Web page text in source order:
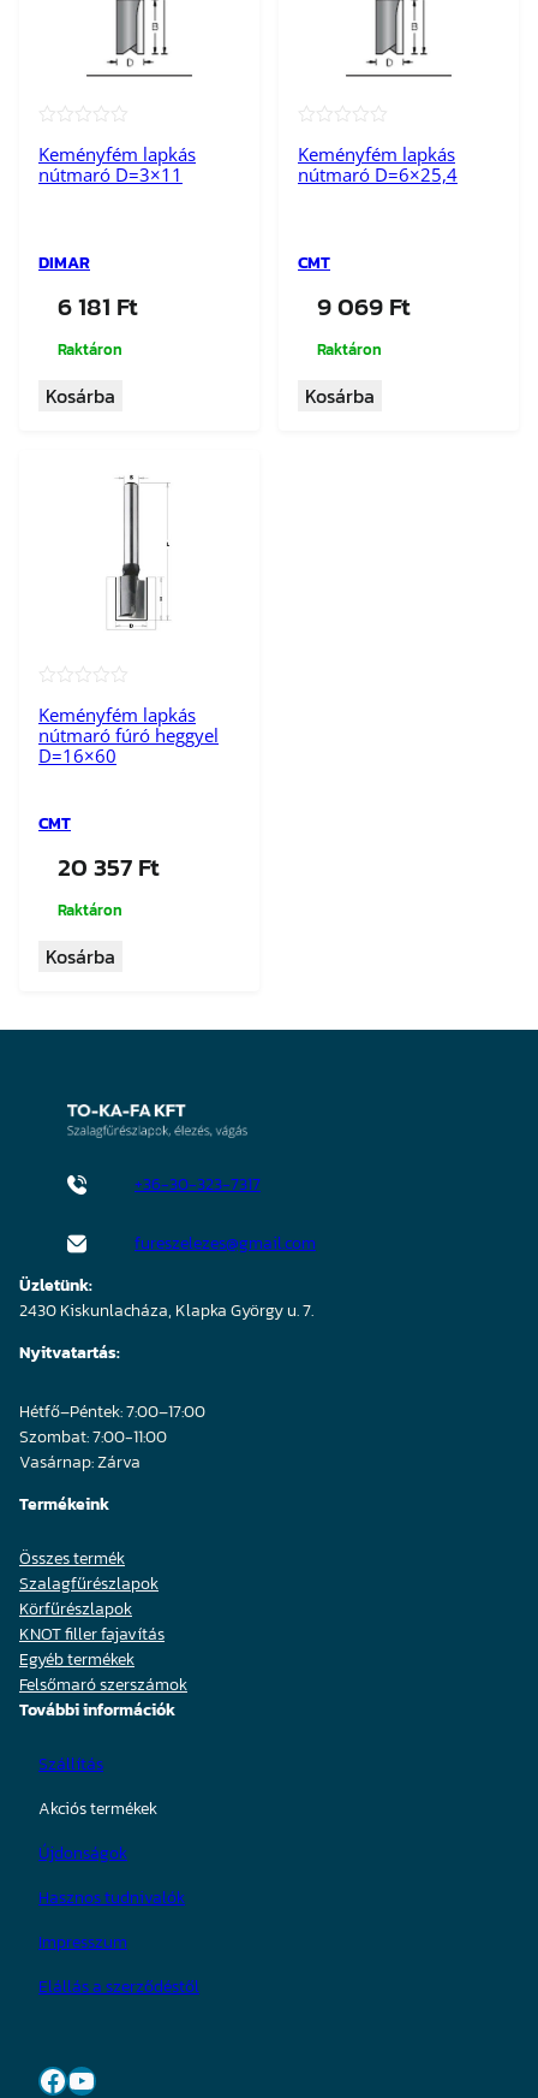
Keményfém lapkás
nútmaró D=3×11
DIMAR
6 181 Ft
Raktáron
Kosárba
Keményfém lapkás
nútmaró D=6×25,4
CMT
9 069Ft
Raktáron
Kosárba
Keményfém lapkás
nútmaró fúró heggyel
D=16×60
CMT
20 357Ft
Raktáron
Kosárba
+36-30-323-7317
fureszelezes@gmail.com
Üzletünk:
2430 Kiskunlacháza, Klapka György u. 7.
Nyitvatartás:
Hétfő–Péntek: 7:00–17:00
Szombat: 7:00-11:00
Vasárnap: Zárva
Termékeink
Összes termék
Szalagfűrészlapok
Körfűrészlapok
KNOT filler fajavítás
Egyéb termékek
Felsőmaró szerszámok
További információk
Szállítás
Akciós termékek
Újdonságok
Hasznos tudnivalók
Impresszum
Elállás a szerződéstől
Facebook YouTube